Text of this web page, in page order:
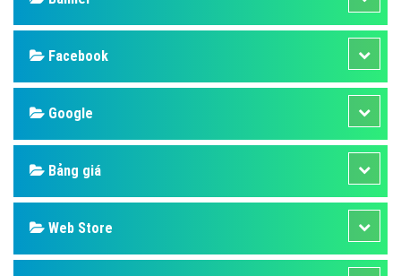
Facebook
Google
Bảng giá
Web Store